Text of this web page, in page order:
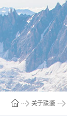
关于联灏